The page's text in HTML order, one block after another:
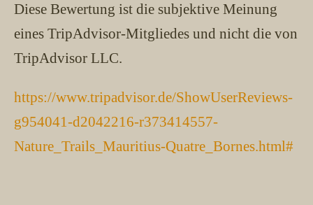
Diese Bewertung ist die subjektive Meinung
eines TripAdvisor-Mitgliedes und nicht die von
TripAdvisor LLC.
https://www.tripadvisor.de/ShowUserReviews-
g954041-d2042216-r373414557-
Nature_Trails_Mauritius-Quatre_Bornes.html#